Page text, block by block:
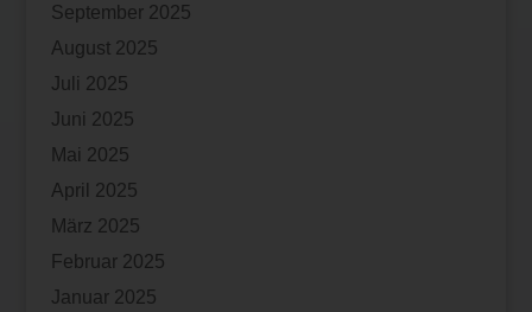
September 2025
August 2025
Juli 2025
Juni 2025
Mai 2025
April 2025
März 2025
Februar 2025
Januar 2025